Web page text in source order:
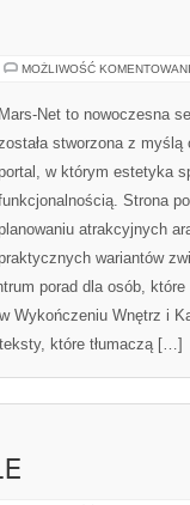
MOŻLIWOŚĆ
Mars-Net to nowoczesna
stworzona z
w którym estetyka
Strona
atrakcyjnych
wariantów
porad dla osób,
Wykończeniu Wnętrz i
które tłumaczą […]